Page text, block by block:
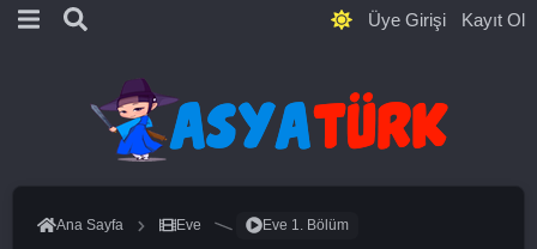
Üye Girişi Kayıt Ol
Ana Sayfa Eve Eve 1. Bölüm